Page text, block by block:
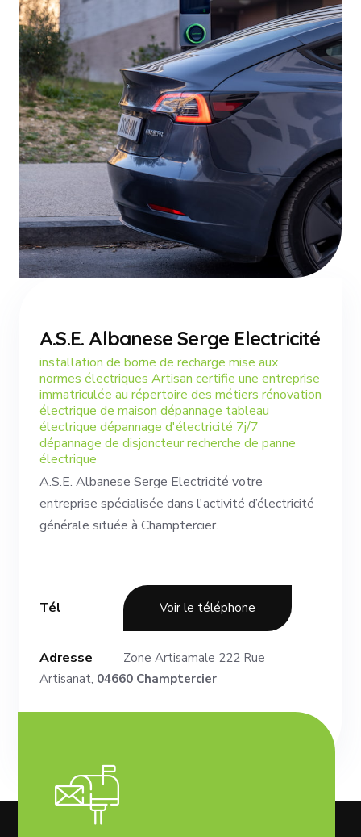
A.S.E. Albanese Serge Electricité
installation de borne de recharge mise aux
normes électriques Artisan certifie une entreprise
immatriculée au répertoire des métiers rénovation
électrique de maison dépannage tableau
électrique dépannage d'électricité 7j/7
dépannage de disjoncteur recherche de panne
électrique
A.S.E. Albanese Serge Electricité votre
entreprise spécialisée dans l'activité d’électricité
générale située à Champtercier.
Tél Voir le téléphone
Adresse
Zone Artisamale 222 Rue
Artisanat, 04660 Champtercier